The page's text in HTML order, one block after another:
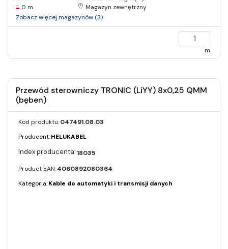
0 m
Magazyn zewnętrzny
Zobacz więcej magazynów (3)
m
Przewód sterowniczy TRONIC (LiYY) 8x0,25 QMM
(bęben)
Kod produktu:047491.08.03
Producent:HELUKABEL
18035
Product EAN:4060892080364
Kategoria:Kable do automatyki i transmisji danych